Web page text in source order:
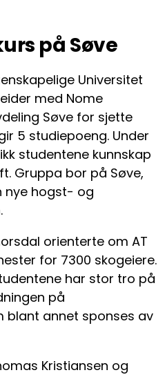
på Søve
Universitet
med Nome
Søve for sjette
5 studiepoeng. Under
studentene kunnskap
Gruppa bor på Søve,
nye hogst- og
orienterte om AT
for 7300 skogeiere.
har stor tro på
på
blant annet sponses av
Kristiansen og